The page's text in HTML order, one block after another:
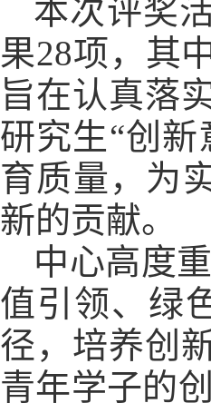
本次评奖
果28项，其
旨在认真落
研究生“创
育质量，为
新的贡献。
中心高度
值引领、绿
径，培养创
青年学子的